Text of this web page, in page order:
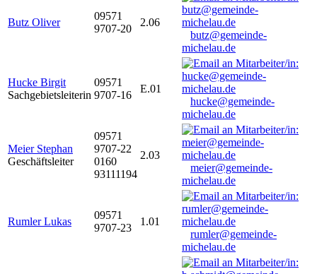
Butz Oliver
09571
9707-20
2.06
butz@gemeinde-
michelau.de
Hucke Birgit
Sachgebietsleiterin
09571
9707-16
E.01
hucke@gemeinde-
michelau.de
Meier Stephan
Geschäftsleiter
09571
9707-22
0160
93111194
2.03
meier@gemeinde-
michelau.de
Rumler Lukas
09571
9707-23
1.01
rumler@gemeinde-
michelau.de